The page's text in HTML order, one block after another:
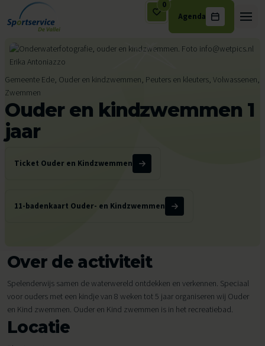
Ga naar de inhoud
0
Agenda
Gemeente Ede, Ouder en kindzwemmen, Peuters en kleuters, Volwassenen,
Zwemmen
Ouder en kindzwemmen 1
jaar
Ticket Ouder en Kindzwemmen
11-badenkaart Ouder- en Kindzwemmen
Over de activiteit
Spelenderwijs samen de waterwereld ontdekken en verkennen. Speciaal
voor ouders met een kindje van 8 weken tot 5 jaar organiseren wij Ouder
en Kind zwemmen. Ouder en Kind zwemmen is in het recreatiebad.
Locatie